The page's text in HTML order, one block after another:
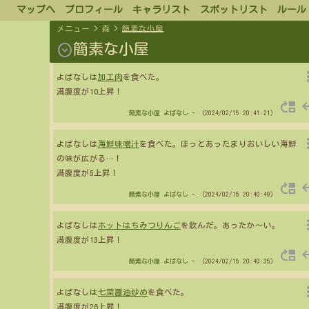
マップへ プロフィール キャラリスト スポットリスト ルール
メニュー > 森 > 簡素な小屋
expand_circle_down簡素な小屋
よばなしは加工肉を食べた。
満腹度が10上昇！
more_vert
簡素な小屋 よばなし - （2024/02/15 20:41:21） move_up
よばなしは 海鮮味噌汁を食べた。ほっとあったまりおいしい海鮮
の味が広がる … ！
満腹度が5上昇！
more_vert
簡素な小屋 よばなし - （2024/02/15 20:40:49） move_up
よばなしは ホットはちみつりんごを飲んだ。あったか～い。
満腹度が13上昇！
more_vert
簡素な小屋 よばなし - （2024/02/15 20:40:35） move_up
よばなしは七菜醤油炒めを食べた。
満腹度が26上昇！
more_vert